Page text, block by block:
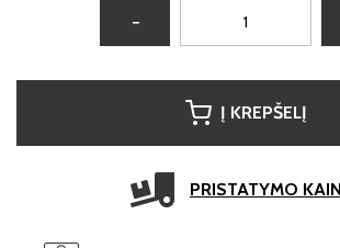
−
Į KREPŠELĮ
PRISTATYMO